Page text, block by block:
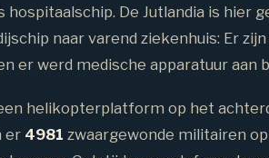
hospitaalschip. De Jutlandia is hier
naar varend ziekenhuis: Er
er werd medische apparatuur aan
helikopterplatform op het
er 4981 zwaargewonde militairen